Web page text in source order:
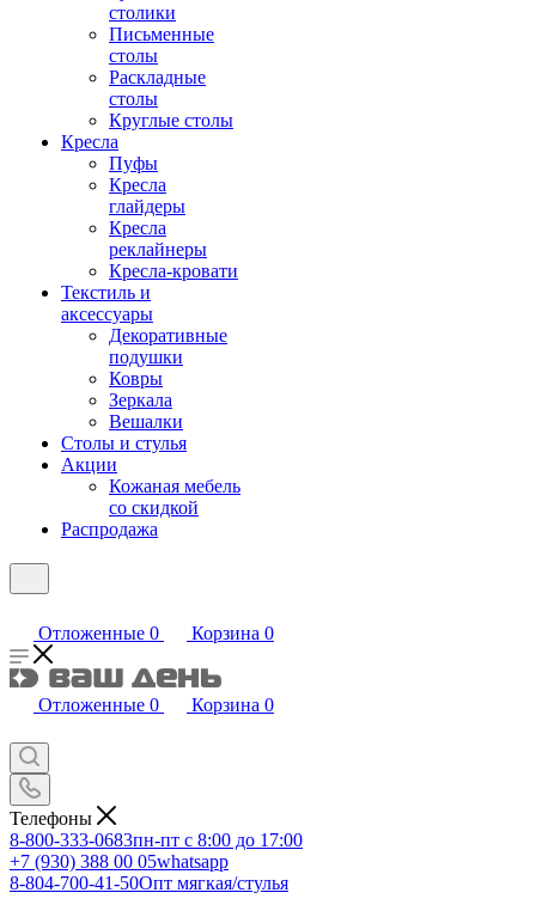
столики
Письменные
столы
Раскладные
столы
Круглые столы
Кресла
Пуфы
Кресла
глайдеры
Кресла
реклайнеры
Кресла-кровати
Текстиль и
аксессуары
Декоративные
подушки
Ковры
Зеркала
Вешалки
Столы и стулья
Акции
Кожаная мебель
со скидкой
Распродажа
Отложенные 0 Корзина 0
Отложенные 0 Корзина 0
Телефоны
8-800-333-0683пн-пт с 8:00 до 17:00
+7 (930) 388 00 05whatsapp
8-804-700-41-50Опт мягкая/стулья